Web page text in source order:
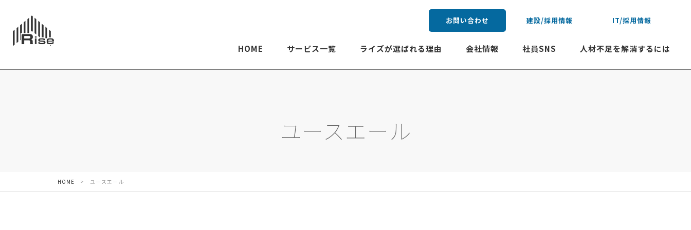
お問い合わせ 建設/採用情報 IT/採用情報
HOME サービス一覧 ライズが選ばれる理由 会社情報 社員SNS 人材不足を解消するには
ユースエール
HOME > ユースエール